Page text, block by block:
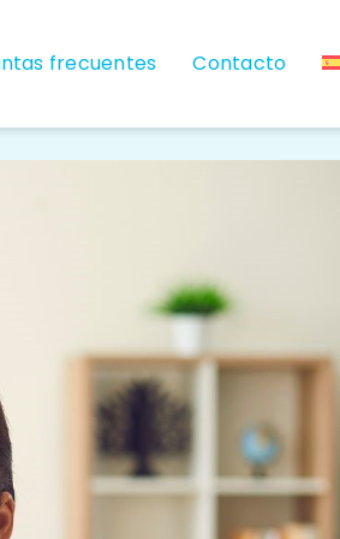
frecuentes Contacto